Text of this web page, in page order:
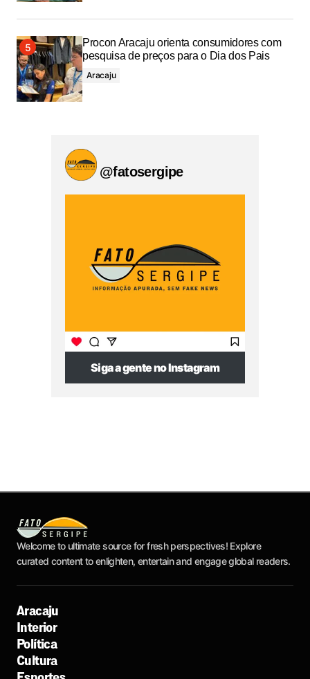
Procon Aracaju orienta consumidores com
pesquisa de preços para o Dia dos Pais
Aracaju
@fatosergipe
Siga a gente no Instagram
Welcome to ultimate source for fresh perspectives! Explore
curated content to enlighten, entertain and engage global readers.
Aracaju
Interior
Política
Cultura